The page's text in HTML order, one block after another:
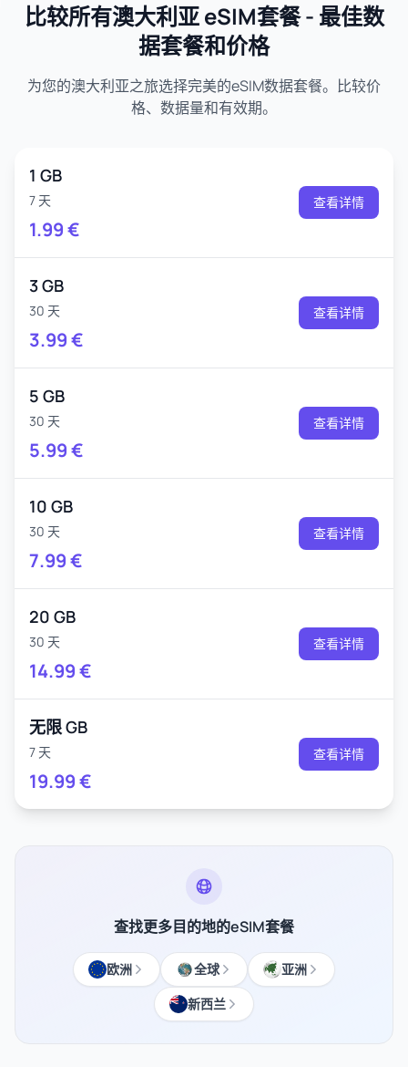
比较所有澳大利亚 eSIM套餐 - 最佳数
据套餐和价格
为您的澳大利亚之旅选择完美的eSIM数据套餐。比较价
格、数据量和有效期。
1 GB
7 天
1.99€
查看详情
3 GB
30 天
3.99€
查看详情
5 GB
30 天
5.99€
查看详情
10 GB
30 天
7.99€
查看详情
20 GB
30 天
14.99€
查看详情
无限 GB
7 天
19.99€
查看详情
查找更多目的地的eSIM套餐
欧洲 全球
亚洲
新西兰